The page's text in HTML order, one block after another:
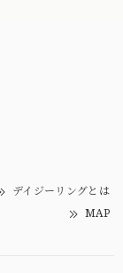
デイジーリングとは
MAP